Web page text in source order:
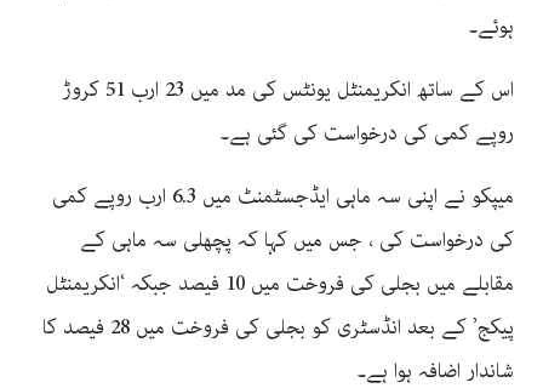
ہوئے۔
اس کے ساتھ انکریمنٹل یونٹس کی مد میں 23 ارب 51 کروڑ
روپے کمی کی درخواست کی گئی ہے۔
میپکو نے اپنی سہ ماہی ایڈجسٹمنٹ میں 6.3 ارب روپے کمی
کی درخواست کی ، جس میں کہا کہ پچھلی سہ ماہی کے
مقابلے میں بجلی کی فروخت میں 10 فیصد جبکہ ‘انکریمنٹل
پیکج’ کے بعد انڈسٹری کو بجلی کی فروخت میں 28 فیصد کا
شاندار اضافہ ہوا ہے۔